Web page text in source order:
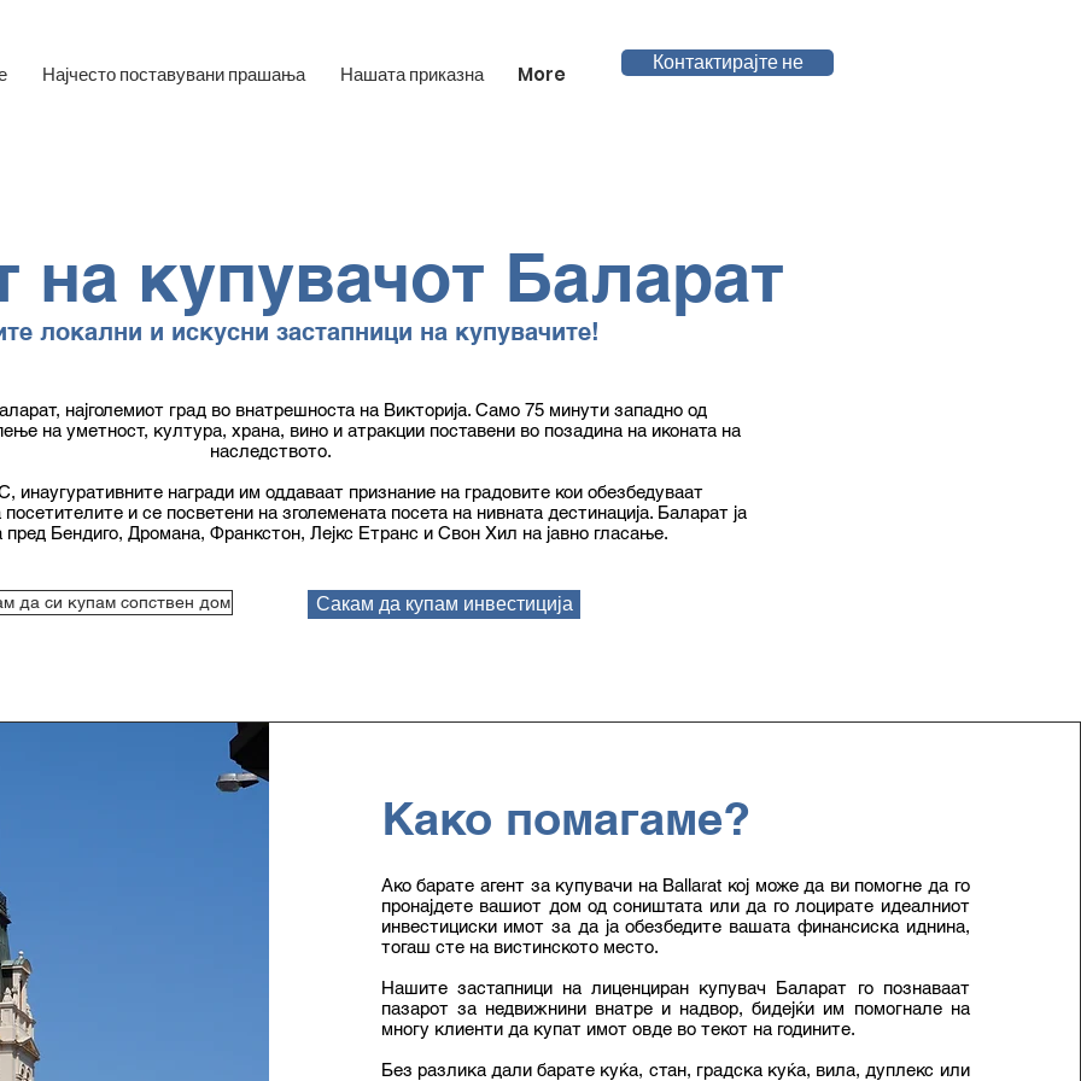
Најчесто поставувани прашања Нашата приказна More Контактирајте не
на купувачот Баларат
локални и искусни застапници на купувачите!
најголемиот град во внатрешноста на Викторија. Само 75 минути западно од
на уметност, култура, храна, вино и атракции поставени во позадина на иконата на
наследството.
инаугуративните награди им оддаваат признание на градовите кои обезбедуваат
и се посветени на зголемената посета на нивната дестинација. Баларат ја
пред Бендиго, Дромана, Франкстон, Лејкс Етранс и Свон Хил на јавно гласање.
да си купам сопствен дом Сакам да купам инвестиција
Како помагаме?
Ако барате агент за купувачи на Ballarat кој може да ви помогне да го
пронајдете вашиот дом од соништата или да го лоцирате идеалниот
инвестициски имот за да ја обезбедите вашата финансиска иднина,
тогаш сте на вистинското место.
Нашите застапници на лиценциран купувач Баларат го познаваат
пазарот за недвижнини внатре и надвор, бидејќи им помогнале на
многу клиенти да купат имот овде во текот на годините.
Без разлика дали барате куќа, стан, градска куќа, вила, дуплекс или